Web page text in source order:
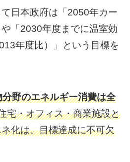
日本政府は「2050年カー
「2030年度までに温室効
年度比）」という目標を
分野のエネルギー消費は全
宅・オフィス・商業施設と
化は、目標達成に不可欠